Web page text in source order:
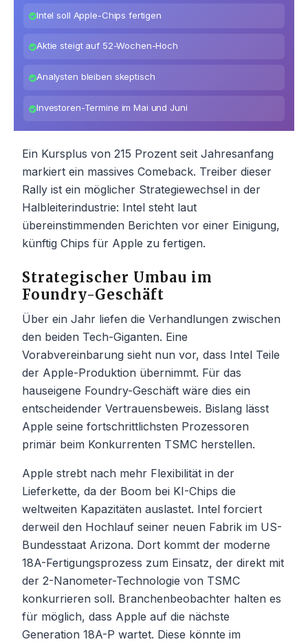
Intel soll Apple-Chips fertigen
Aktie steigt auf 52-Wochen-Hoch
Analysten bleiben skeptisch
Investoren-Termine im Mai und Juni
Ein Kursplus von 215 Prozent seit Jahresanfang
markiert ein massives Comeback. Treiber dieser
Rally ist ein möglicher Strategiewechsel in der
Halbleiterindustrie: Intel steht laut
übereinstimmenden Berichten vor einer Einigung,
künftig Chips für Apple zu fertigen.
Strategischer Umbau im
Foundry-Geschäft
Über ein Jahr liefen die Verhandlungen zwischen
den beiden Tech-Giganten. Eine
Vorabvereinbarung sieht nun vor, dass Intel Teile
der Apple-Produktion übernimmt. Für das
hauseigene Foundry-Geschäft wäre dies ein
entscheidender Vertrauensbeweis. Bislang lässt
Apple seine fortschrittlichsten Prozessoren
primär beim Konkurrenten TSMC herstellen.
Apple strebt nach mehr Flexibilität in der
Lieferkette, da der Boom bei KI-Chips die
weltweiten Kapazitäten auslastet. Intel forciert
derweil den Hochlauf seiner neuen Fabrik im US-
Bundesstaat Arizona. Dort kommt der moderne
18A-Fertigungsprozess zum Einsatz, der direkt mit
der 2-Nanometer-Technologie von TSMC
konkurrieren soll. Branchenbeobachter halten es
für möglich, dass Apple auf die nächste
Generation 18A-P wartet. Diese könnte im